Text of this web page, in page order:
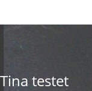
Inhalt
Tina testet